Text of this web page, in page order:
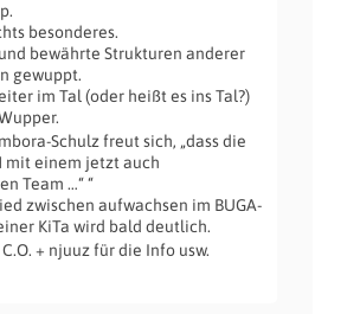
besonderes.
bewährte Strukturen anderer
gewuppt.
im Tal (oder heißt es ins Tal?)
Schulz freut sich, „dass die
mit einem jetzt auch
Team …“ “
zwischen aufwachsen im BUGA-
KiTa wird bald deutlich.
+ njuuz für die Info usw.